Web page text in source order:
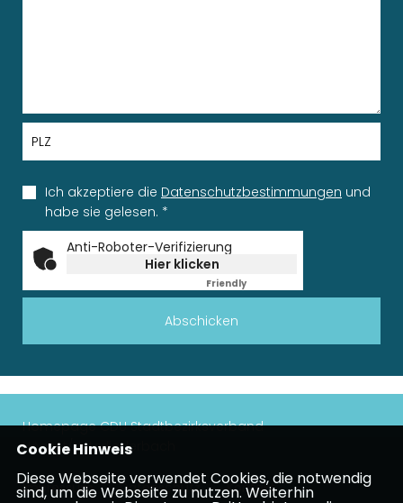
Ich akzeptiere die Datenschutzbestimmungen und
habe sie gelesen. *
Anti-Roboter-Verifizierung
Hier klicken
Friendly
Abschicken
Homepage CDU Stadtbezirksverband
Höchst/Unterliederbach
Impressum Datenschutz Kontakt
Cookie Hinweis
Diese Webseite verwendet Cookies, die notwendig
sind, um die Webseite zu nutzen. Weiterhin